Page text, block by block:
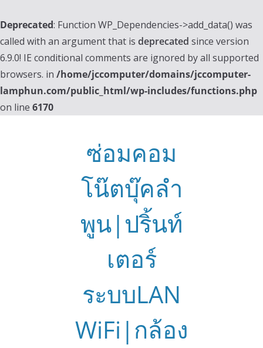
Deprecated: Function WP_Dependencies->add_data() was
called with an argument that is deprecated since version
6.9.0! IE conditional comments are ignored by all supported
browsers. in /home/jccomputer/domains/jccomputer-
lamphun.com/public_html/wp-includes/functions.php
on line 6170
ซ่อมคอม
โน๊ตบุ๊คลำ
พูน|ปริ้นท์
เตอร์
ระบบLAN
WiFi|กล้อง